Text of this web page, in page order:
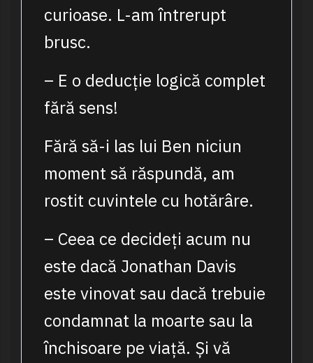
curioase. L-am întrerupt
brusc.
– E o deducție logică complet
fără sens!
Fără să-i las lui Ben niciun
moment să răspundă, am
rostit cuvintele cu hotărâre.
– Ceea ce decideți acum nu
este dacă Jonathan Davis
este vinovat sau dacă trebuie
condamnat la moarte sau la
închisoare pe viață. Și vă